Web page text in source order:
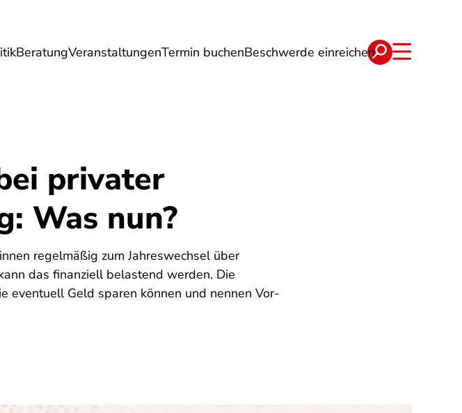
BeratungVeranstaltungenTermin buchenBeschwerde einreichen
Energie & Wohnen Lebensmittel & Ernährung
privater
Was nun?
regelmäßig zum Jahreswechsel über
das finanziell belastend werden. Die
eventuell Geld sparen können und nennen Vor-